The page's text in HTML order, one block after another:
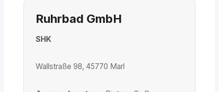
Ruhrbad GmbH
SHK
Wallstraße 98, 45770 Marl